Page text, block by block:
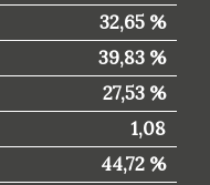
32,65 %
39,83 %
27,53 %
1,08
44,72 %